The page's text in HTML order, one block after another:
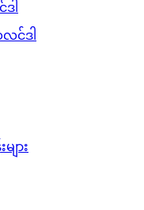
ါ
င်ဒါ
ျား